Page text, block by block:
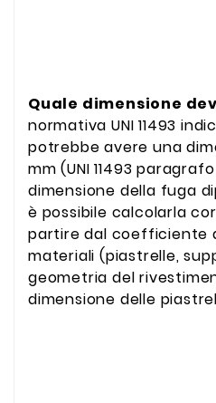
Quale dimensione
normativa UNI 11493
potrebbe avere una
mm (UNI 11493 paragrafo
dimensione della fuga
è possibile calcolarla
partire dal coefficiente
materiali (piastrelle,
geometria del
dimensione delle